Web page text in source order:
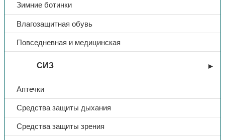
Зимние ботинки
Влагозащитная обувь
Повседневная и медицинская
СИЗ
Аптечки
Средства защиты дыхания
Средства защиты зрения